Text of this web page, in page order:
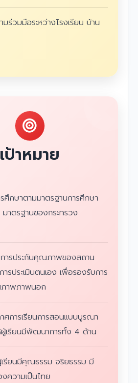
มร่วมมือระหว่างโรงเรียน บ้าน
เป้าหมาย
ศึกษาตามมาตรฐานการศึกษา
าตรฐานของกระทรวง
ารประกันคุณภาพของสถาน
ารประเมินตนเอง เพื่อรองรับการ
าพภาพนอก
ศการเรียนการสอนแบบบูรณา
ผู้เรียนมีพัฒนาการทั้ง 4 ด้าน
รียนมีคุณธรรม จริยธรรม มี
ความเป็นไทย